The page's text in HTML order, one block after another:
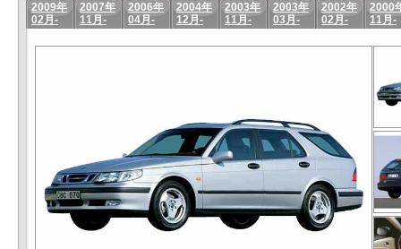
2009年
02月-
2007年
11月-
2006年
04月-
2004年
12月-
2003年
11月-
2003年
03月-
2002年
02月-
2000
11月-